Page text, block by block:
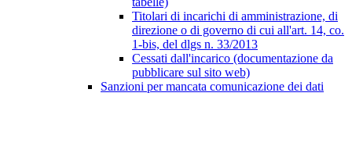
Titolari di incarichi di amministrazione, di
direzione o di governo di cui all'art. 14, co.
1-bis, del dlgs n. 33/2013
Cessati dall'incarico (documentazione da
pubblicare sul sito web)
Sanzioni per mancata comunicazione dei dati